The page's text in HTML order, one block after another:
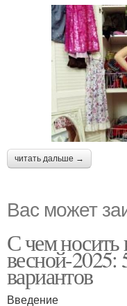
читать дальше →
Вас может
С чем
весной-2025:
вариантов
Введение